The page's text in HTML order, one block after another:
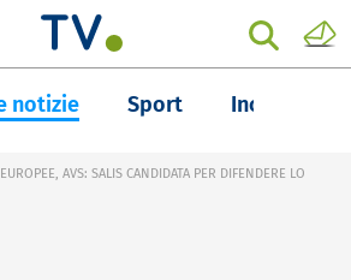
notizie Sport Inchieste
EUROPEE, AVS: SALIS CANDIDATA PER DIFENDERE LO